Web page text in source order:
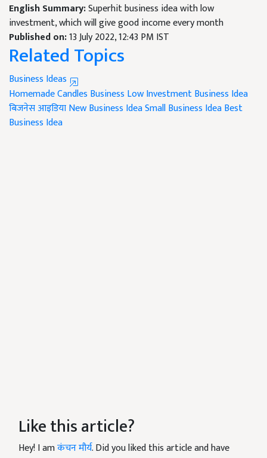
English Summary:Superhit business idea with low
investment, which will give good income every month
Published on:13 July 2022, 12:43 PM IST
Related Topics
Business Ideas
Homemade Candles Business Low Investment Business Idea
बिजनेस आइडियाNew Business IdeaSmall Business IdeaBest
Business Idea
Like this article?
Hey! I amकंचन मौर्य. Did you liked this article and have